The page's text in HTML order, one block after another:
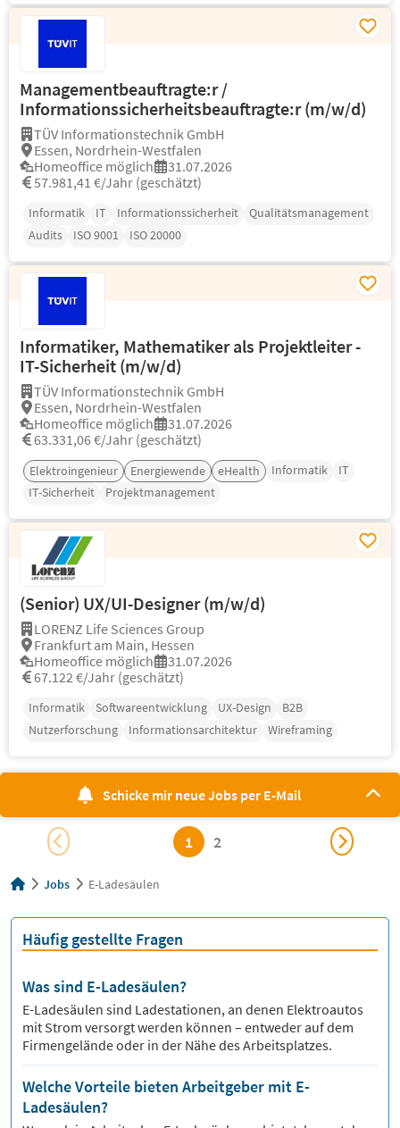
Managementbeauftragte:r /
Informationssicherheitsbeauftragte:r (m/w/d)
TÜV Informationstechnik GmbH
Essen, Nordrhein-Westfalen
Homeoffice möglich
31.07.2026
57.981,41 €/Jahr (geschätzt)
Informatik IT Informationssicherheit
Qualitätsmanagement
Audits
ISO 9001 ISO 20000
Informatiker, Mathematiker als Projektleiter -
IT-Sicherheit (m/w/d)
TÜV Informationstechnik GmbH
Essen, Nordrhein-Westfalen
Homeoffice möglich
31.07.2026
63.331,06 €/Jahr (geschätzt)
Elektroingenieur Energiewende eHealth Informatik
IT
IT-Sicherheit
Projektmanagement
(Senior) UX/UI-Designer (m/w/d)
LORENZ Life Sciences Group
Frankfurt am Main, Hessen
Homeoffice möglich
31.07.2026
67.122 €/Jahr (geschätzt)
Informatik Softwareentwicklung UX-Design
B2B
Nutzerforschung
Informationsarchitektur Wireframing
Schicke mir neue Jobs per E-Mail
1 2
Jobs E-Ladesäulen
Häufig gestellte Fragen
Was sind E-Ladesäulen?
E-Ladesäulen sind Ladestationen, an denen Elektroautos
mit Strom versorgt werden können – entweder auf dem
Firmengelände oder in der Nähe des Arbeitsplatzes.
Welche Vorteile bieten Arbeitgeber mit E-
Ladesäulen?